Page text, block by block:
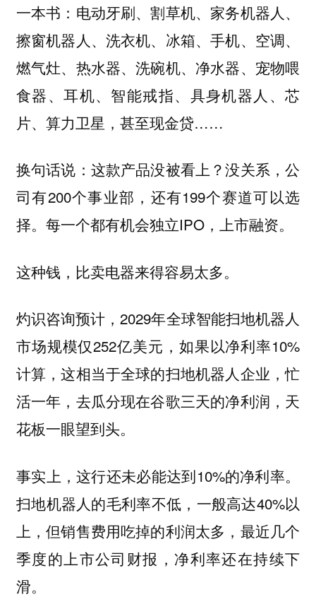
一本书：电动牙刷、割草机、家务机器人、
擦窗机器人、洗衣机、冰箱、手机、空调、
燃气灶、热水器、洗碗机、净水器、宠物喂
食器、耳机、智能戒指、具身机器人、芯
片、算力卫星，甚至现金贷……
换句话说：这款产品没被看上？没关系，公
司有200个事业部，还有199个赛道可以选
择。每一个都有机会独立IPO，上市融资。
这种钱，比卖电器来得容易太多。
灼识咨询预计，2029年全球智能扫地机器人
市场规模仅252亿美元，如果以净利率10%
计算，这相当于全球的扫地机器人企业，忙
活一年，去瓜分现在谷歌三天的净利润，天
花板一眼望到头。
事实上，这行还未必能达到10%的净利率。
扫地机器人的毛利率不低，一般高达40%以
上，但销售费用吃掉的利润太多，最近几个
季度的上市公司财报，净利率还在持续下
滑。